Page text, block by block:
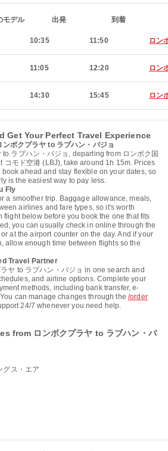
モデル 出発 到着
10:35 11:50 ロン
11:05 12:20 ロン
14:30 15:45 ロン
Get Your Perfect Travel Experience
ボクプラヤ to ラブハン・バジョ
ラブハン・バジョ, departing from ロンボク国
コモド空港 (LBJ), take around 1h 15m. Prices
ahead and stay flexible on your dates, so
is the easiest way to pay less.
Fly
a smoother trip. Baggage allowance, meals,
airlines and fare types, so it's worth
flight below before you book the one that fits
you can usually check in online through the
at the airport counter on the day. And if your
allow enough time between flights so the
Travel Partner
ヤ to ラブハン・バジョ in one search and
and airline options. Complete your
methods, including bank transfer, e-
can manage changes through the /order
24/7 whenever you need help.
from ロンボクプラヤ to ラブハン・バ
グス・エア